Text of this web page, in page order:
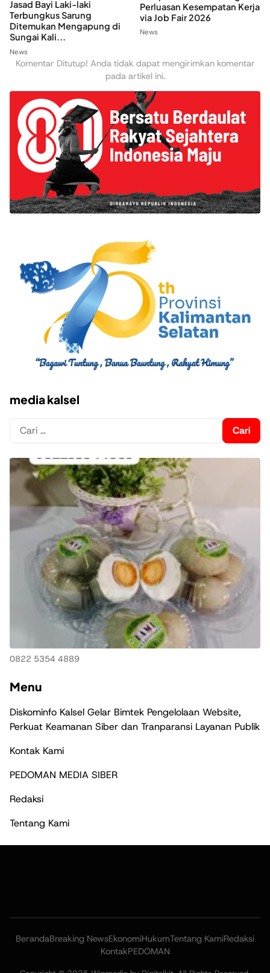
Jasad Bayi Laki-laki
Terbungkus Sarung
Ditemukan Mengapung di
Sungai Kali...
News
Perluasan Kesempatan Kerja
via Job Fair 2026
News
Komentar Ditutup! Anda tidak dapat mengirimkan komentar
pada artikel ini.
media kalsel
Cari
untuk:
0822 5354 4889
Menu
Diskominfo Kalsel Gelar Bimtek Pengelolaan Website,
Perkuat Keamanan Siber dan Tranparansi Layanan Publik
Kontak Kami
PEDOMAN MEDIA SIBER
Redaksi
Tentang Kami
BerandaBreaking NewsEkonomiHukumTentang KamiRedaksi
KontakPEDOMAN